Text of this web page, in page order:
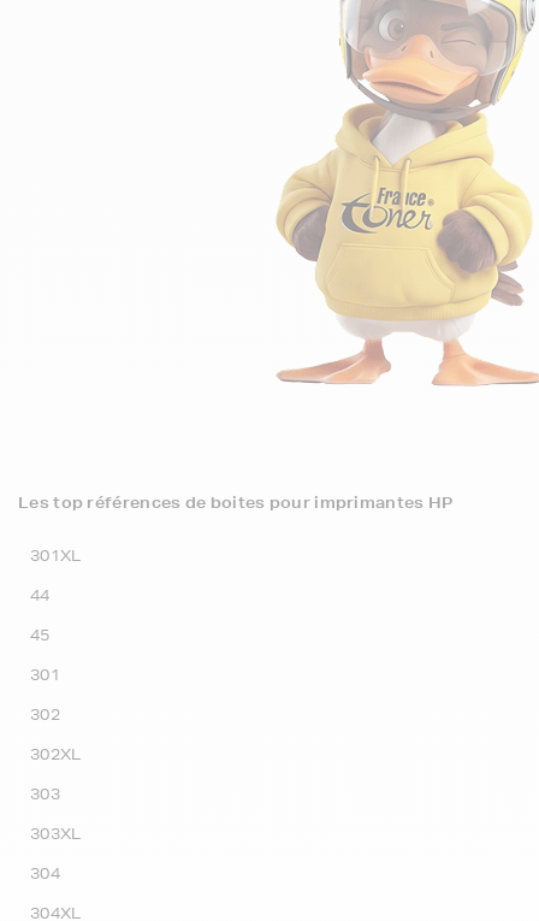
Les top références de boites pour imprimantes HP
301XL
44
45
301
302
302XL
303
303XL
304
304XL